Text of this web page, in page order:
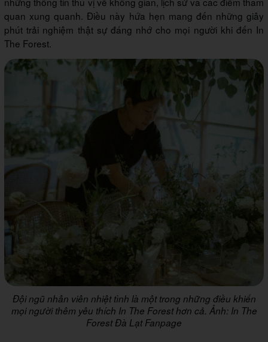
quan xung quanh. Điều này hứa hẹn mang đến những giây
phút trải nghiệm thật sự đáng nhớ cho mọi người khi đến In
The Forest.
Đội ngũ nhân viên nhiệt tình là một trong những điều khiến
mọi người thêm yêu thích In The Forest hơn cả. Ảnh: In The
Forest Đà Lạt Fanpage